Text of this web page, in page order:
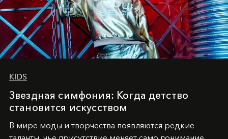
KIDS
Звездная симфония: Когда детство
становится искусством
В мире моды и творчества появляются редкие